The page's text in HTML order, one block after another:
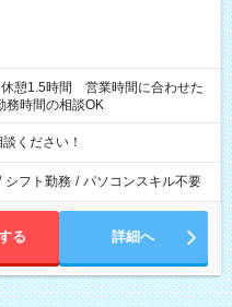
務時間の相談OK
ください！
シフト勤務 / パソコンスキル不要
る 詳細へ